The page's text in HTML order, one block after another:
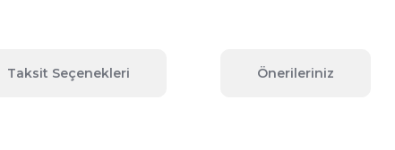
Taksit Seçenekleri Önerileriniz